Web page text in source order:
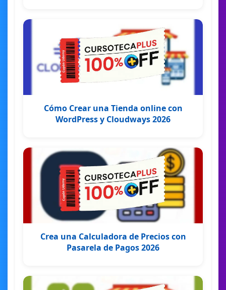
Cómo Crear una Tienda online con
WordPress y Cloudways 2026
Crea una Calculadora de Precios con
Pasarela de Pagos 2026